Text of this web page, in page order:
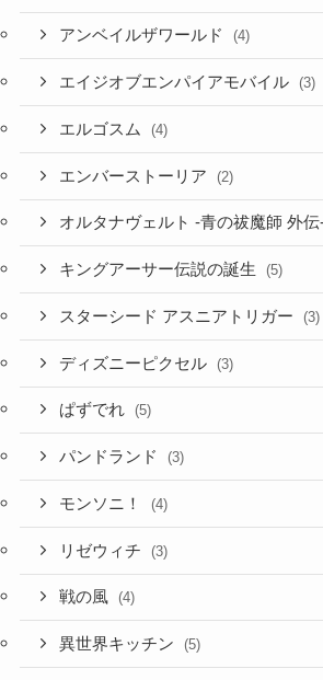
アンベイルザワールド (4)
エイジオブエンパイアモバイル (3)
エルゴスム (4)
エンバーストーリア (2)
オルタナヴェルト -青の祓魔師 外伝
キングアーサー伝説の誕生 (5)
スターシード アスニアトリガー (3)
ディズニーピクセル (3)
ぱずでれ (5)
パンドランド (3)
モンソニ！ (4)
リゼウィチ (3)
戦の風 (4)
異世界キッチン (5)